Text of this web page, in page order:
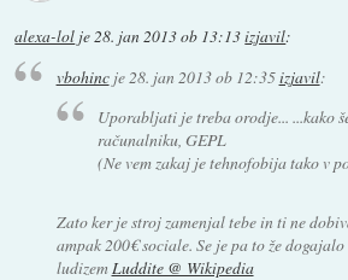
alexa-lol je28. jan 2013 ob 13:13izjavil:
vbohincje28. jan 2013 ob 12:35izjavil:
Uporabljati je treba orodje... ...kako
računalniku, GEPL
(Ne vem zakaj je tehnofobija tako v
Zato ker je stroj zamenjal tebe in ti ne
ampak 200€ sociale. Se je pa to že
ludizem Luddite @ Wikipedia